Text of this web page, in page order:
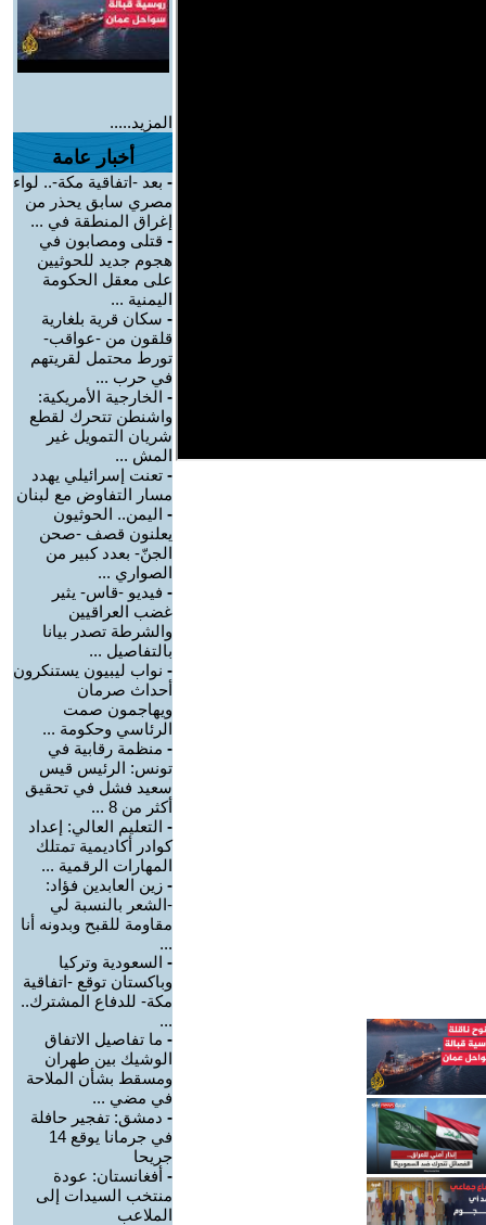
المزيد.....
أخبار عامة
- بعد -اتفاقية مكة-.. لواء
مصري سابق يحذر من
إغراق المنطقة في ...
- قتلى ومصابون في
هجوم جديد للحوثيين
على معقل الحكومة
اليمنية ...
- سكان قرية بلغارية
قلقون من -عواقب-
تورط محتمل لقريتهم
في حرب ...
- الخارجية الأمريكية:
واشنطن تتحرك لقطع
شريان التمويل غير
المش ...
- تعنت إسرائيلي يهدد
مسار التفاوض مع لبنان
- اليمن.. الحوثيون
يعلنون قصف -صحن
الجنّ- بعدد كبير من
الصواري ...
- فيديو -قاس- يثير
غضب العراقيين
والشرطة تصدر بيانا
بالتفاصيل ...
- نواب ليبيون يستنكرون
أحداث صرمان
ويهاجمون صمت
الرئاسي وحكومة ...
- منظمة رقابية في
تونس: الرئيس قيس
سعيد فشل في تحقيق
أكثر من 8 ...
- التعليم العالي: إعداد
كوادر أكاديمية تمتلك
المهارات الرقمية ...
- زين العابدين فؤاد:
-الشعر بالنسبة لي
مقاومة للقبح وبدونه أنا
...
- السعودية وتركيا
وباكستان توقع -اتفاقية
مكة- للدفاع المشترك..
...
- ما تفاصيل الاتفاق
الوشيك بين طهران
ومسقط بشأن الملاحة
في مضي ...
- دمشق: تفجير حافلة
في جرمانا يوقع 14
جريحا
- أفغانستان: عودة
منتخب السيدات إلى
الملاعب